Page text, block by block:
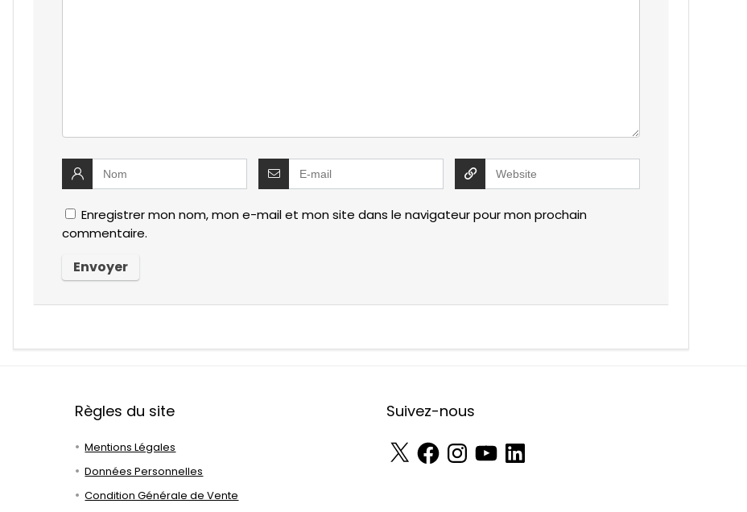
Enregistrer mon nom, mon e-mail et mon site dans le navigateur pour mon prochain
commentaire.
Règles du site
Mentions Légales
Données Personnelles
Condition Générale de Vente
Suivez-nous
X FacebookInstagramYouTube
LinkedIn